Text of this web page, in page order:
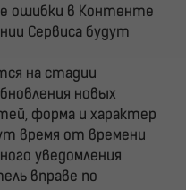
ошибки в Контенте
Сервиса будут
на стадии
новых
форма и характер
время от времени
уведомления
вправе по